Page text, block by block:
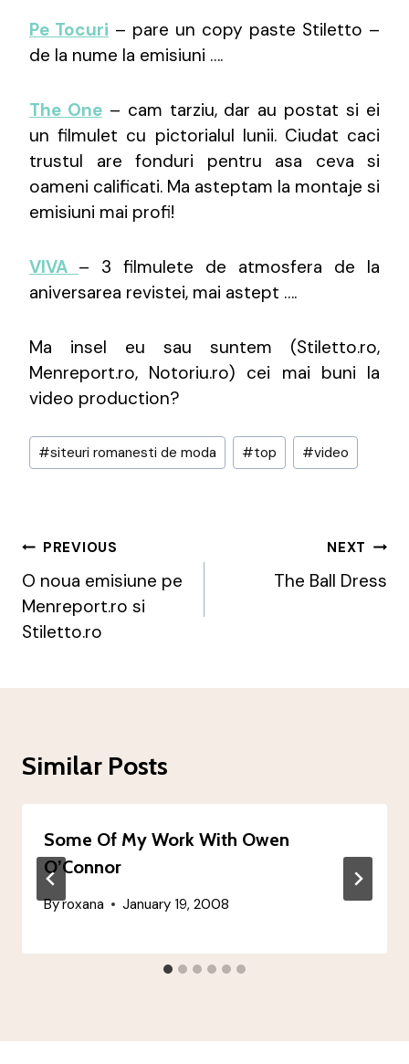
Pe Tocuri – pare un copy paste Stiletto –
de la nume la emisiuni ….
The One– cam tarziu, dar au postat si ei
un filmulet cu pictorialul lunii. Ciudat caci
trustul are fonduri pentru asa ceva si
oameni calificati. Ma asteptam la montaje si
emisiuni mai profi!
VIVA – 3 filmulete de atmosfera de la
aniversarea revistei, mai astept ….
Ma insel eu sau suntem (Stiletto.ro,
Menreport.ro, Notoriu.ro) cei mai buni la
video production?
Post
Tags:
#siteuri romanesti de moda #top #video
Post
Navigation
PREVIOUS
O noua emisiune pe
Menreport.ro si
Stiletto.ro
NEXT
The Ball Dress
Similar Posts
Some Of My Work With Owen
O’Connor
Byroxana January 19, 2008